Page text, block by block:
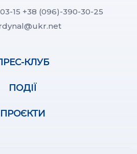
15 +38 (096)-390-30-25
КЛУБ
ПОДІЇ
ПРОЄКТИ